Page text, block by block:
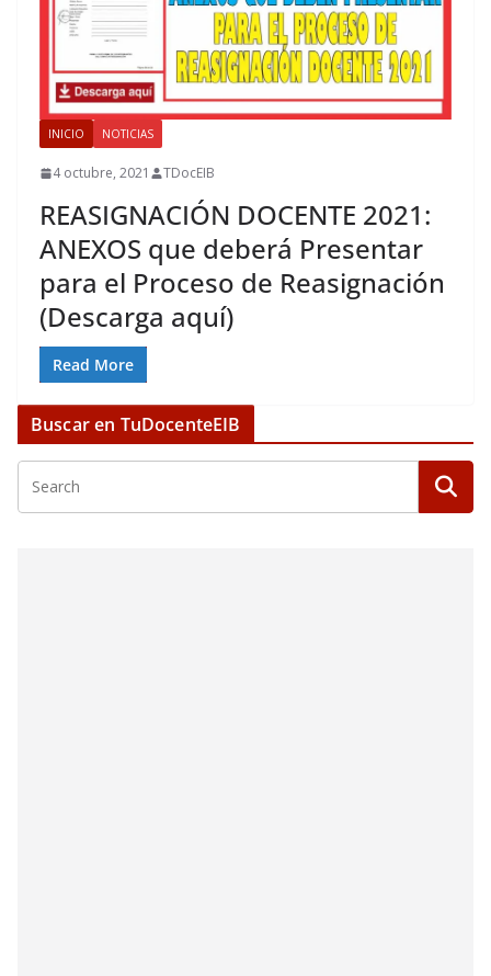
INICIO NOTICIAS
4 octubre, 2021 TDocEIB
REASIGNACIÓN DOCENTE 2021:
ANEXOS que deberá Presentar
para el Proceso de Reasignación
(Descarga aquí)
Read More
Buscar en TuDocenteEIB